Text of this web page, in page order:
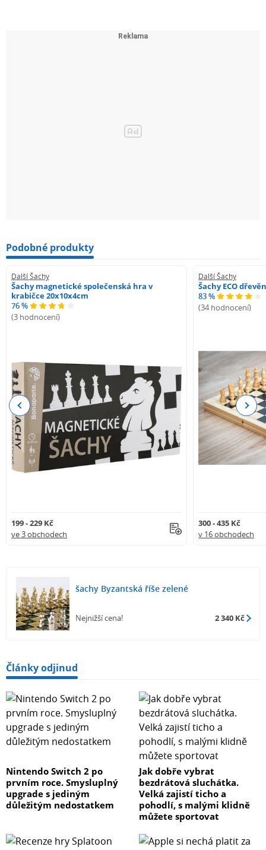
Podobné produkty
Další Šachy
Šachy magnetické společenská hra v
krabičce 20x10x4cm
76 %
(3 hodnocení)
199 - 229 Kč
ve 3 obchodech
Další Šachy
Šachy ECO
83 %
(34 hodnocení)
300 - 435 Kč
v 16 obchodech
Previous Next
šachy Byzantská říše zelené
Nejnižší cena! 2 340 Kč
Články odjinud
Nintendo Switch 2 po
prvním roce. Smysluplný
upgrade s jediným
důležitým nedostatkem
Jak dobře vybrat
bezdrátová sluchátka.
Velká zajistí ticho a
pohodlí, s malými klidně
můžete sportovat